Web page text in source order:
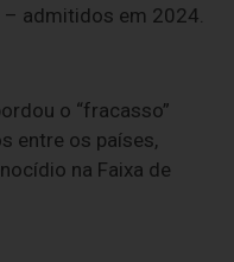
– admitidos em 2024.
o “fracasso”
entre os países,
na Faixa de